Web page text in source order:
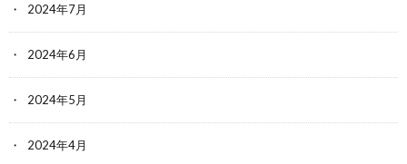
2024年7月
2024年6月
2024年5月
2024年4月